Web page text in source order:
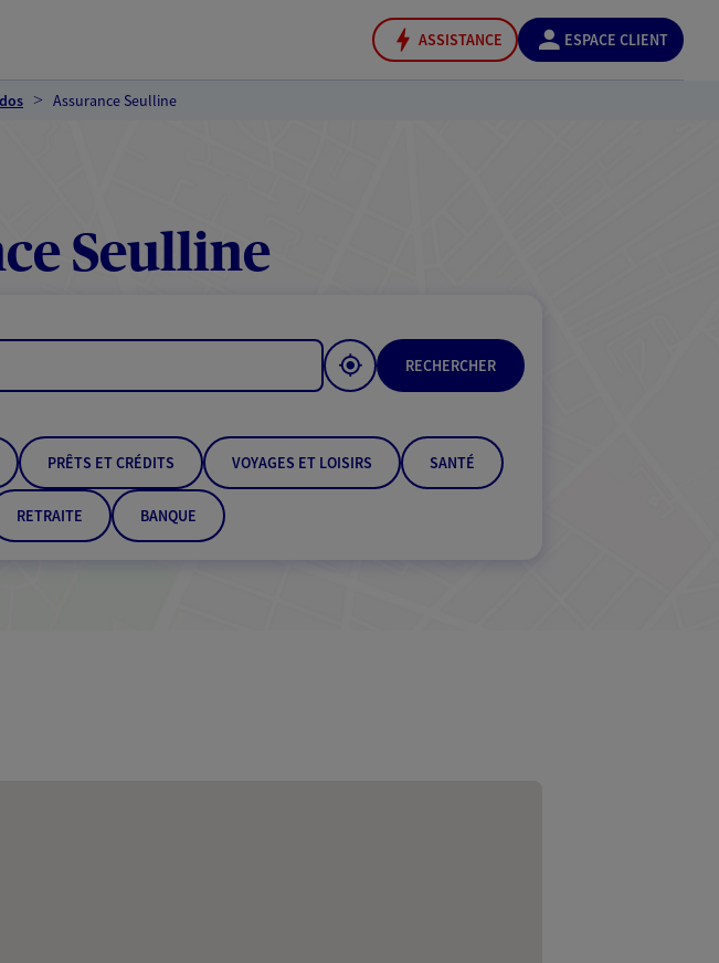
ASSISTANCE ESPACE CLIENT
Assurance Seulline
Seulline
RECHERCHER
PRÊTS ET CRÉDITS VOYAGES ET LOISIRS SANTÉ
RETRAITE BANQUE